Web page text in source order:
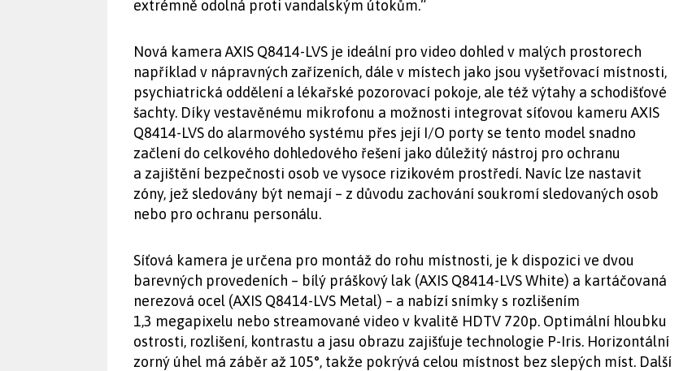
extrémně odolná proti vandalským útokům.“
Nová kamera AXIS Q8414-LVS je ideální pro video dohled v malých prostorech
například v nápravných zařízeních, dále v místech jako jsou vyšetřovací místnosti,
psychiatrická oddělení a lékařské pozorovací pokoje, ale též výtahy a schodišťové
šachty. Díky vestavěnému mikrofonu a možnosti integrovat síťovou kameru AXIS
Q8414-LVS do alarmového systému přes její I/O porty se tento model snadno
začlení do celkového dohledového řešení jako důležitý nástroj pro ochranu
a zajištění bezpečnosti osob ve vysoce rizikovém prostředí. Navíc lze nastavit
zóny, jež sledovány být nemají – z důvodu zachování soukromí sledovaných osob
nebo pro ochranu personálu.
Síťová kamera je určena pro montáž do rohu místnosti, je k dispozici ve dvou
barevných provedeních – bílý práškový lak (AXIS Q8414-LVS White) a kartáčovaná
nerezová ocel (AXIS Q8414-LVS Metal) – a nabízí snímky s rozlišením
1,3 megapixelu nebo streamované video v kvalitě HDTV 720p. Optimální hloubku
ostrosti, rozlišení, kontrastu a jasu obrazu zajišťuje technologie P-Iris. Horizontální
zorný úhel má záběr až 105°, takže pokrývá celou místnost bez slepých míst. Další